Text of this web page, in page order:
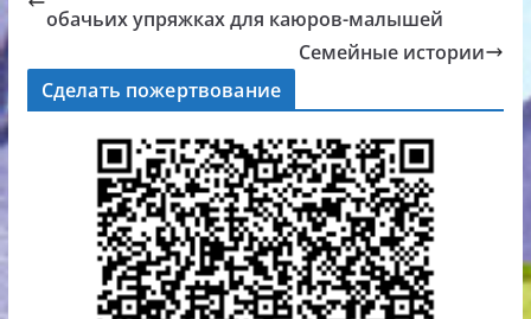
обачьих упряжках для каюров-малышей
Семейные истории
Сделать пожертвование